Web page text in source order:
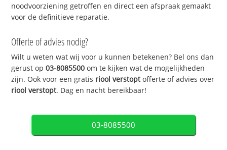
noodvoorziening getroffen en direct een afspraak gemaakt
voor de definitieve reparatie.
Offerte of advies nodig?
Wilt u weten wat wij voor u kunnen betekenen? Bel ons dan
gerust op03-8085500 om te kijken wat de mogelijkheden
zijn. Ook voor een gratis riool verstoptofferte of advies over
riool verstopt. Dag en nacht bereikbaar!
03-8085500